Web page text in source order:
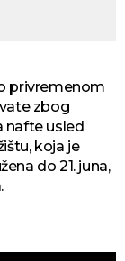
privremenom
zbog
nafte usled
koja je
do 21. juna,